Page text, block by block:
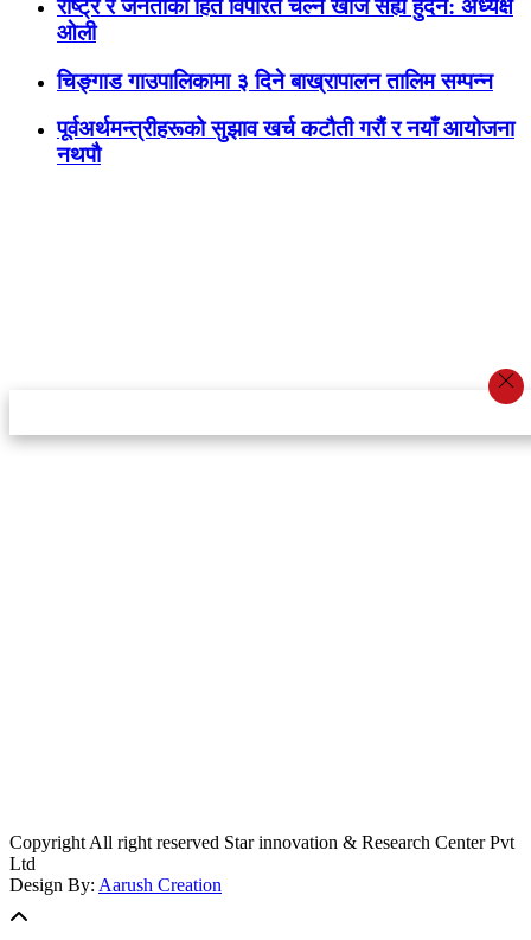
राष्ट्र र जनताको हित विपरित चल्न खोजे सैह्य हुदैन: अध्यक्ष
ओली
चिङ्गाड गाउपालिकामा ३ दिने बाख्रापालन तालिम सम्पन्न
पूर्वअर्थमन्त्रीहरूको सुझाव खर्च कटौती गरौं र नयाँ आयोजना
नथपौ
Copyright All right reserved Star innovation & Research Center Pvt
Ltd
Design By: Aarush Creation